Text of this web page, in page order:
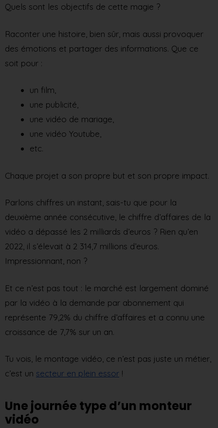
Quels sont les objectifs de cette magie ?
Raconter une histoire, bien sûr, mais aussi provoquer
des émotions et partager des informations. Que ce
soit pour :
un film,
une publicité,
une vidéo de mariage,
une vidéo Youtube,
etc.
Chaque projet a son propre but et son propre impact.
Parlons chiffres un instant, sais-tu que pour la
deuxième année consécutive, le chiffre d’affaires de la
vidéo a dépassé les 2 milliards d’euros ? Rien qu’en
2022, il s’élevait à 2 314,7 millions d’euros.
Impressionnant, non ?
Et ce n’est pas tout : le marché est largement dominé
par la vidéo à la demande par abonnement qui
représente 79,2% du chiffre d’affaires et a connu une
croissance de 7,7% sur un an.
Tu vois, le montage vidéo, ce n’est pas juste un métier,
c’est un secteur en plein essor !
Une journée type d’un monteur
vidéo